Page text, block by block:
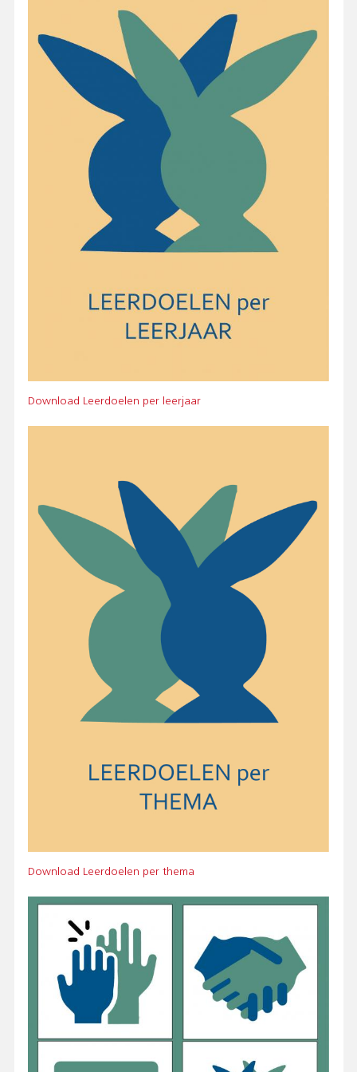
Bestand
Download Leerdoelen per leerjaar
Bestand
Download Leerdoelen per thema
Afbeelding